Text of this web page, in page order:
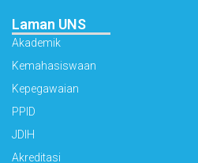
Laman UNS
Akademik
Kemahasiswaan
Kepegawaian
PPID
JDIH
Akreditasi